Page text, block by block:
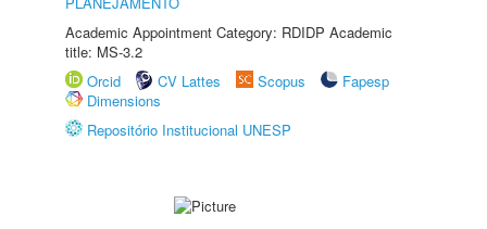
Academic Appointment Category: RDIDP Academic
title: MS-3.2
Orcid
CV Lattes Scopus
Fapesp
Dimensions
Repositório Institucional UNESP